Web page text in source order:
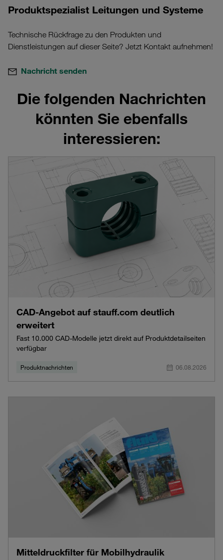
Produktspezialist Leitungen und Systeme
Technische Rückfrage zu den Produkten und
Dienstleistungen auf dieser Seite? Jetzt Kontakt aufnehmen!
Nachricht senden
Die folgenden Nachrichten
könnten Sie ebenfalls
interessieren:
CAD-Angebot auf stauff.com deutlich
erweitert
Fast 10.000 CAD-Modelle jetzt direkt auf Produktdetailseiten
verfügbar
Produktnachrichten 06.08.2026
Mitteldruckfilter für Mobilhydraulik